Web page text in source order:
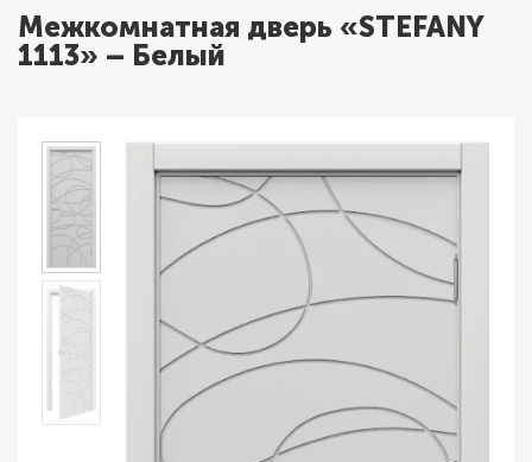
Межкомнатная дверь «STEFANY
1113» – Белый